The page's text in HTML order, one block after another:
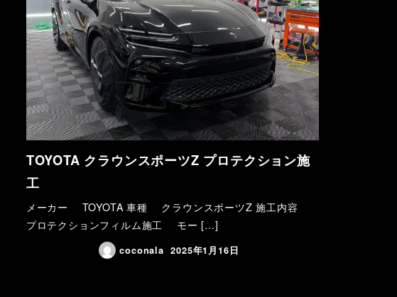
TOYOTA クラウンスポーツZ プロテクション施
工
メーカー TOYOTA 車種 クラウンスポーツZ 施工内容
プロテクションフィルム施工 モー […]
coconala 2025年1月16日